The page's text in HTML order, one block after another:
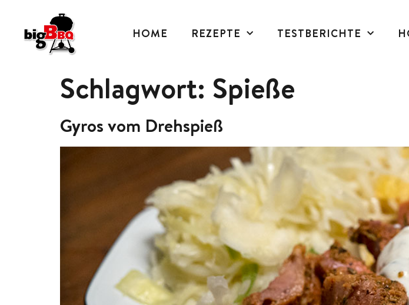
HOME REZEPTE TESTBERICHTE
Schlagwort: Spieße
Gyros vom Drehspieß